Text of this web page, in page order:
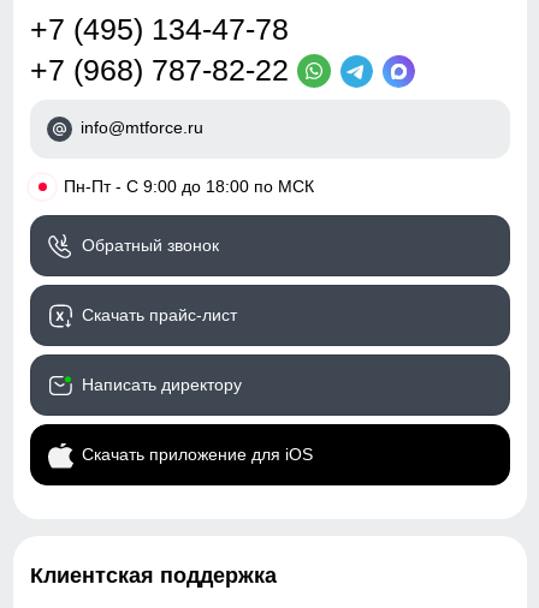
+7 (495) 134-47-78
+7 (968) 787-82-22
info@mtforce.ru
• Пн-Пт - С 9:00 до 18:00 по МСК
Обратный звонок
Скачать прайс-лист
Написать директору
Скачать приложение для iOS
Клиентская поддержка